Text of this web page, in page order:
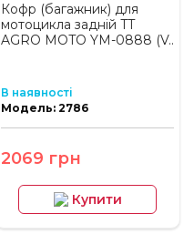
Кофр (багажник) для
мотоцикла задній TT
AGRO MOTO YM-0888 (V..
В наявності
Модель: 2786
2069 грн
Купити